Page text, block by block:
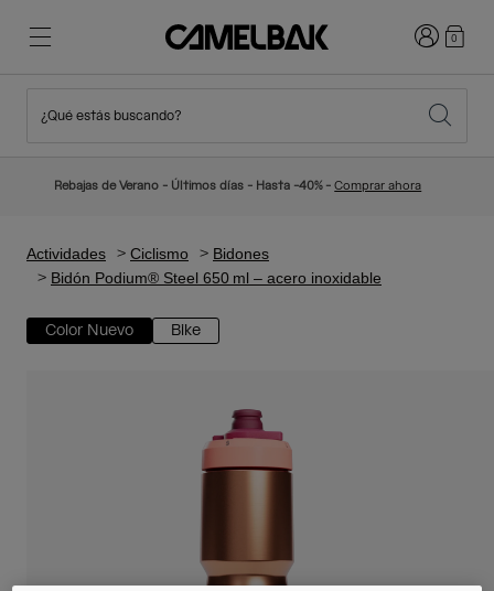
Novedades
Mochilas Hidratación
Riñoneras
Senderismo
Adiós a los desechables
Iniciar0
¿Qué estás buscando?
Rebajas de Verano - Últimos días - Hasta -40% -Comprar ahora
Actividades Ciclismo
Bidones
Bidón Podium® Steel 650 ml – acero inoxidable
Color Nuevo Bike